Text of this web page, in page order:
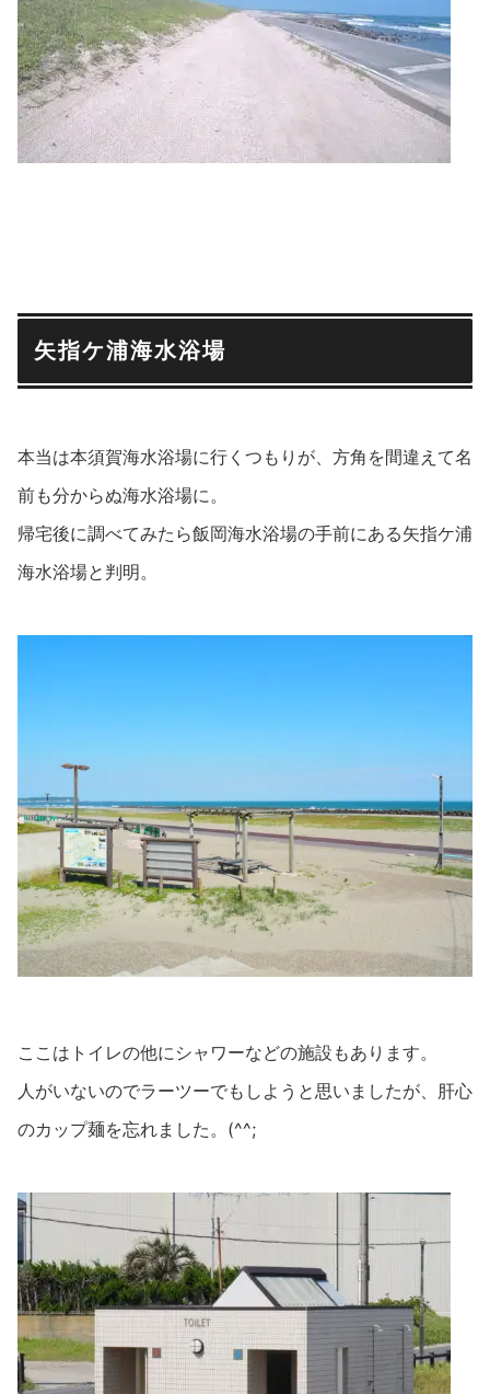
矢指ケ浦海水浴場
本当は本須賀海水浴場に行くつもりが、方角を間違えて名
前も分からぬ海水浴場に。
帰宅後に調べてみたら飯岡海水浴場の手前にある矢指ケ浦
海水浴場と判明。
ここはトイレの他にシャワーなどの施設もあります。
人がいないのでラーツーでもしようと思いましたが、肝心
のカップ麺を忘れました。(^^;